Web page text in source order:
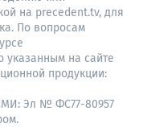
на precedent.tv, для
По вопросам
указанным на сайте
продукции:
Эл № ФС77-80957